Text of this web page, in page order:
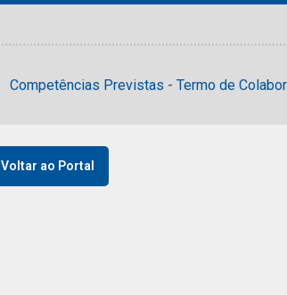
Competências Previstas - Termo de
Voltar ao Portal